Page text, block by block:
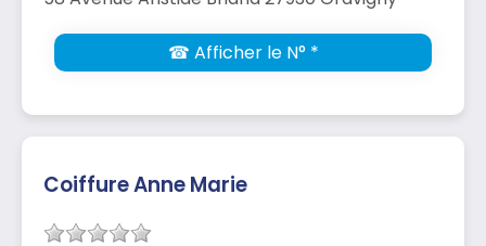
☎ Afficher le N° *
Coiffure Anne Marie